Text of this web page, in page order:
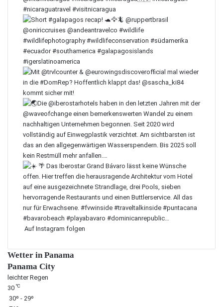
Auf Instagram folgen
Wetter in Panama
Panama City
leichter Regen
30 ℃
30º - 29º